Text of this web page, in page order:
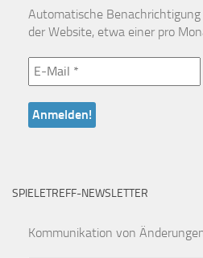
Automatische
der Website, etwa einer pro
SPIELETREFF-NEWSLETTER
Kommunikation von